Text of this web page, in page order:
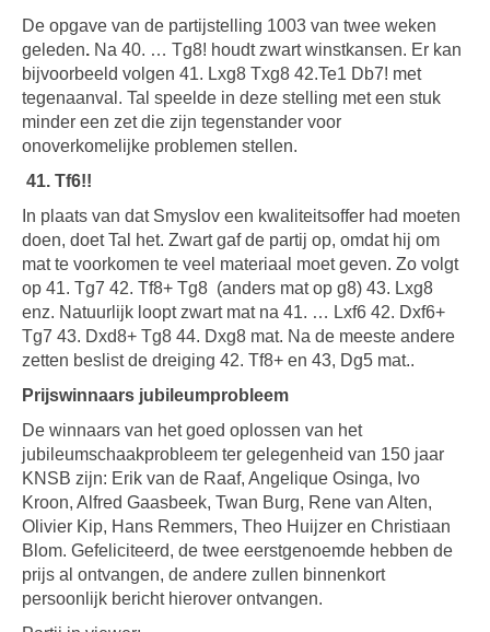
De opgave van de partijstelling 1003 van twee weken
geleden. Na 40. … Tg8! houdt zwart winstkansen. Er kan
bijvoorbeeld volgen 41. Lxg8 Txg8 42.Te1 Db7! met
tegenaanval. Tal speelde in deze stelling met een stuk
minder een zet die zijn tegenstander voor
onoverkomelijke problemen stellen.
41. Tf6!!
In plaats van dat Smyslov een kwaliteitsoffer had moeten
doen, doet Tal het. Zwart gaf de partij op, omdat hij om
mat te voorkomen te veel materiaal moet geven. Zo volgt
op 41. Tg7 42. Tf8+ Tg8 (anders mat op g8) 43. Lxg8
enz. Natuurlijk loopt zwart mat na 41. … Lxf6 42. Dxf6+
Tg7 43. Dxd8+ Tg8 44. Dxg8 mat. Na de meeste andere
zetten beslist de dreiging 42. Tf8+ en 43, Dg5 mat..
Prijswinnaars jubileumprobleem
De winnaars van het goed oplossen van het
jubileumschaakprobleem ter gelegenheid van 150 jaar
KNSB zijn: Erik van de Raaf, Angelique Osinga, Ivo
Kroon, Alfred Gaasbeek, Twan Burg, Rene van Alten,
Olivier Kip, Hans Remmers, Theo Huijzer en Christiaan
Blom. Gefeliciteerd, de twee eerstgenoemde hebben de
prijs al ontvangen, de andere zullen binnenkort
persoonlijk bericht hierover ontvangen.